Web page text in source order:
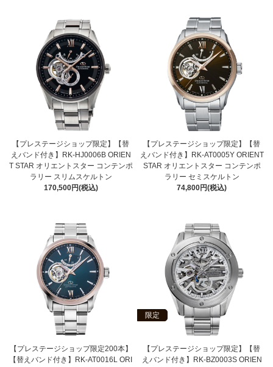
【プレステージショップ限定】【替
えバンド付き】RK-HJ0006B ORIEN
T STAR オリエントスター コンテンポ
ラリー スリムスケルトン
170,500円(税込)
【プレステージショップ限定】【替
えバンド付き】RK-AT0005Y ORIENT
STAR オリエントスター コンテンポ
ラリー セミスケルトン
74,800円(税込)
【プレステージショップ限定200本】
【替えバンド付き】RK-AT0016L ORI
限定
【プレステージショップ限定】【替
えバンド付き】RK-BZ0003S ORIEN